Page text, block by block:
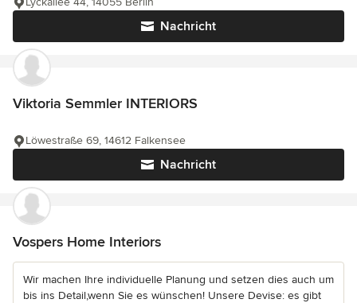
Nachricht
Viktoria Semmler INTERIORS
Nachricht
Löwestraße 69, 14612 Falkensee
Vospers Home Interiors
Wir machen Ihre individuelle Planung und setzen dies auch um
bis ins Detail,wenn Sie es wünschen! Unsere Devise: es gibt